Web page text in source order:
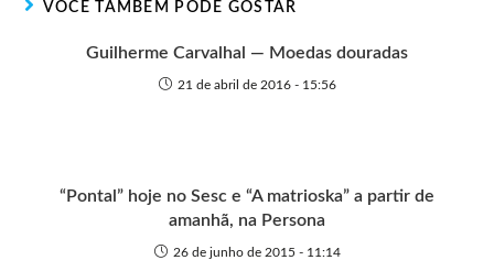
e k p
e
r
VOCÊ TAMBÉM PODE GOSTAR
Guilherme Carvalhal — Moedas douradas
21 de abril de 2016 - 15:56
“Pontal” hoje no Sesc e “A matrioska” a partir de
amanhã, na Persona
26 de junho de 2015 - 11:14